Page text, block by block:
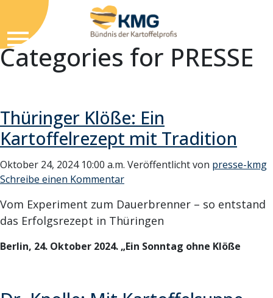
Categories for PRESSE
Thüringer Klöße: Ein
Kartoffelrezept mit Tradition
Oktober 24, 2024 10:00 a.m. Veröffentlicht von presse-kmg
Schreibe einen Kommentar
Vom Experiment zum Dauerbrenner – so entstand
das Erfolgsrezept in Thüringen
Berlin, 24. Oktober 2024. „Ein Sonntag ohne Klöße